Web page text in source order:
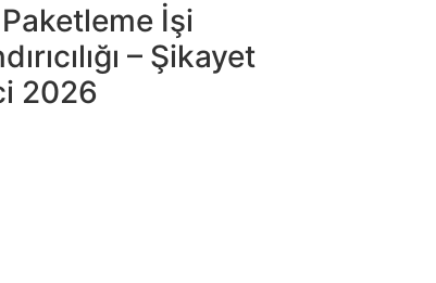
İşi
– Şikayet
2026